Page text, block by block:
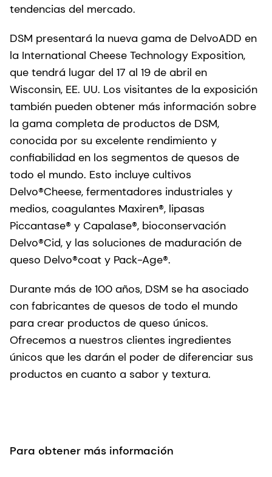
tendencias del mercado.
DSM presentará la nueva gama de DelvoADD en
la International Cheese Technology Exposition,
que tendrá lugar del 17 al 19 de abril en
Wisconsin, EE. UU. Los visitantes de la exposición
también pueden obtener más información sobre
la gama completa de productos de DSM,
conocida por su excelente rendimiento y
confiabilidad en los segmentos de quesos de
todo el mundo. Esto incluye cultivos
Delvo®Cheese, fermentadores industriales y
medios, coagulantes Maxiren®, lipasas
Piccantase® y Capalase®, bioconservación
Delvo®Cid, y las soluciones de maduración de
queso Delvo®coat y Pack-Age®.
Durante más de 100 años, DSM se ha asociado
con fabricantes de quesos de todo el mundo
para crear productos de queso únicos.
Ofrecemos a nuestros clientes ingredientes
únicos que les darán el poder de diferenciar sus
productos en cuanto a sabor y textura.
Para obtener más información